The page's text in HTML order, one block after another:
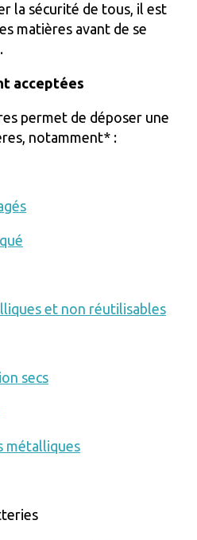
la sécurité de tous, il est
matières avant de se
acceptées
permet de déposer une
notamment* :
et non réutilisables
secs
métalliques